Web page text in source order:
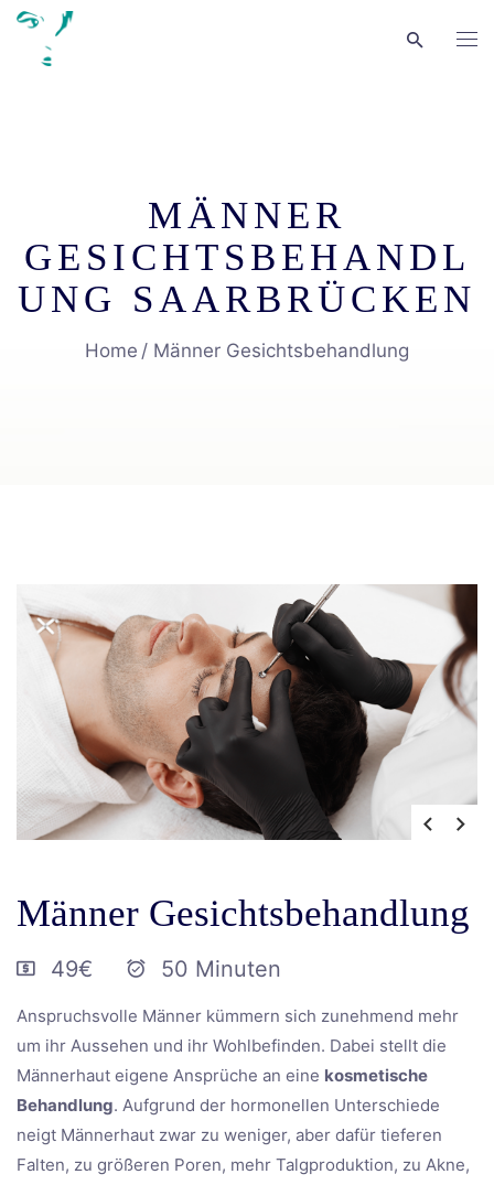
MÄNNER
GESICHTSBEHANDL
UNG SAARBRÜCKEN
Home Männer Gesichtsbehandlung
Männer Gesichtsbehandlung
49€ 50 Minuten
Anspruchsvolle Männer kümmern sich zunehmend mehr
um ihr Aussehen und ihr Wohlbefinden. Dabei stellt die
Männerhaut eigene Ansprüche an eine kosmetische
Behandlung. Aufgrund der hormonellen Unterschiede
neigt Männerhaut zwar zu weniger, aber dafür tieferen
Falten, zu größeren Poren, mehr Talgproduktion, zu Akne,